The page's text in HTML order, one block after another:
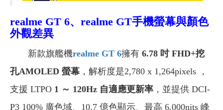
realme GT 6、realme GT手機螢幕與顏色
外觀差異
新款旗艦機realme GT 6擁有 6.78 吋 FHD+挖
孔AMOLED 螢幕 ，解析度是2,780 x 1,264pixels ，
支援 LTPO 1 ～ 120Hz 自適應更新率 ，並提供 DCI-
P3 100% 廣色域、10.7 億色顯示、最高 6,000nits 峰